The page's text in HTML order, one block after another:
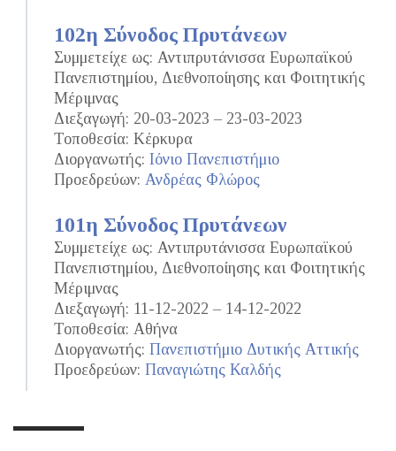
102η Σύνοδος Πρυτάνεων
Συμμετείχε ως: Αντιπρυτάνισσα Ευρωπαϊκού
Πανεπιστημίου, Διεθνοποίησης και Φοιτητικής
Μέριμνας
Διεξαγωγή: 20-03-2023 – 23-03-2023
Τοποθεσία: Κέρκυρα
Διοργανωτής: Ιόνιο Πανεπιστήμιο
Προεδρεύων: Ανδρέας Φλώρος
101η Σύνοδος Πρυτάνεων
Συμμετείχε ως: Αντιπρυτάνισσα Ευρωπαϊκού
Πανεπιστημίου, Διεθνοποίησης και Φοιτητικής
Μέριμνας
Διεξαγωγή: 11-12-2022 – 14-12-2022
Τοποθεσία: Αθήνα
Διοργανωτής: Πανεπιστήμιο Δυτικής Αττικής
Προεδρεύων: Παναγιώτης Καλδής